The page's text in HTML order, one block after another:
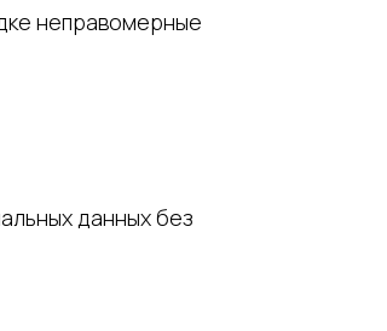
неправомерные
данных без